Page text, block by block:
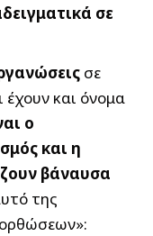
σε
σε
έχουν και όνομα
ο
και η
βάναυσα
της